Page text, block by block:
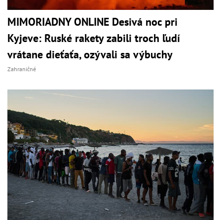
MIMORIADNY ONLINE Desivá noc pri
Kyjeve: Ruské rakety zabili troch ľudí
vrátane dieťaťa, ozývali sa výbuchy
Zahraničné